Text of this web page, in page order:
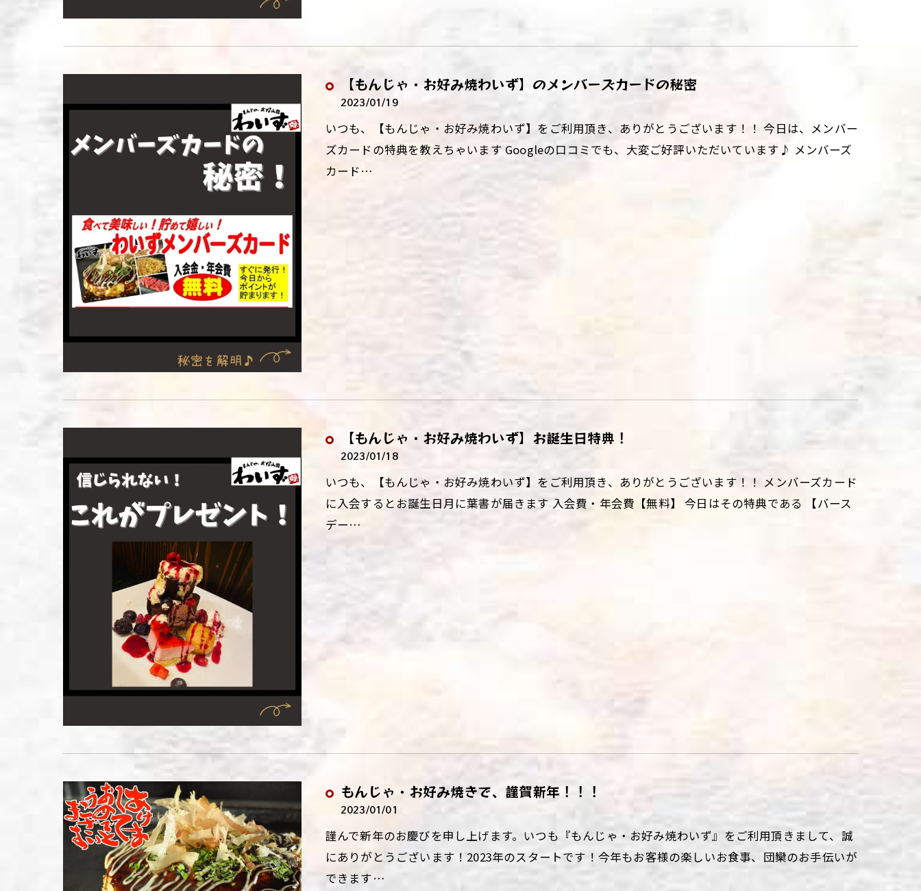
【もんじゃ・お好み焼わいず】のメンバーズカードの秘密
2023/01/19
いつも、【もんじゃ・お好み焼わいず】をご利用頂き、ありがとうございます！！ 今日は、メンバー
ズカードの特典を教えちゃいます Googleの口コミでも、大変ご好評いただいています♪ メンバーズ
カード…
【もんじゃ・お好み焼わいず】お誕生日特典！
2023/01/18
いつも、【もんじゃ・お好み焼わいず】をご利用頂き、ありがとうございます！！ メンバーズカード
に入会するとお誕生日月に葉書が届きます 入会費・年会費【無料】 今日はその特典である 【バース
デー…
もんじゃ・お好み焼きで、謹賀新年！！！
2023/01/01
謹んで新年のお慶びを申し上げます。いつも『もんじゃ・お好み焼わいず』をご利用頂きまして、誠
にありがとうございます！2023年のスタートです！今年もお客様の楽しいお食事、団欒のお手伝いが
できます…